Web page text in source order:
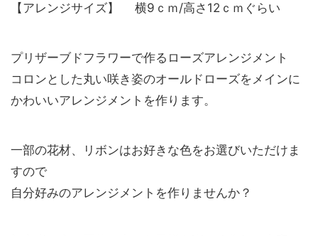
【アレンジサイズ】 横9ｃｍ/高さ12ｃｍぐらい
プリザーブドフラワーで作るローズアレンジメント
コロンとした丸い咲き姿のオールドローズをメインに
かわいいアレンジメントを作ります。
一部の花材、リボンはお好きな色をお選びいただけま
すので
自分好みのアレンジメントを作りませんか？